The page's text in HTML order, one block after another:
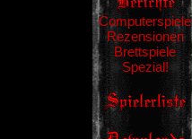
Computerspiele
Rezensionen
Brettspiele
Spezial!